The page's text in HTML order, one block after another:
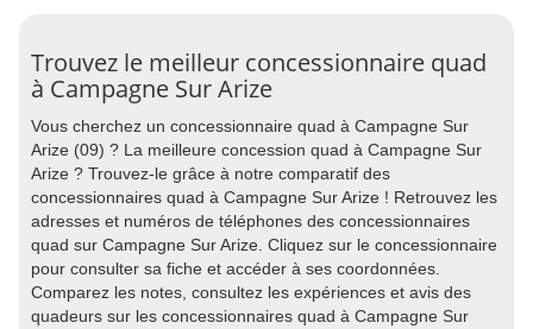
Trouvez le meilleur concessionnaire quad
à Campagne Sur Arize
Vous cherchez un concessionnaire quad à Campagne Sur
Arize (09) ? La meilleure concession quad à Campagne Sur
Arize ? Trouvez-le grâce à notre comparatif des
concessionnaires quad à Campagne Sur Arize ! Retrouvez les
adresses et numéros de téléphones des concessionnaires
quad sur Campagne Sur Arize. Cliquez sur le concessionnaire
pour consulter sa fiche et accéder à ses coordonnées.
Comparez les notes, consultez les expériences et avis des
quadeurs sur les concessionnaires quad à Campagne Sur